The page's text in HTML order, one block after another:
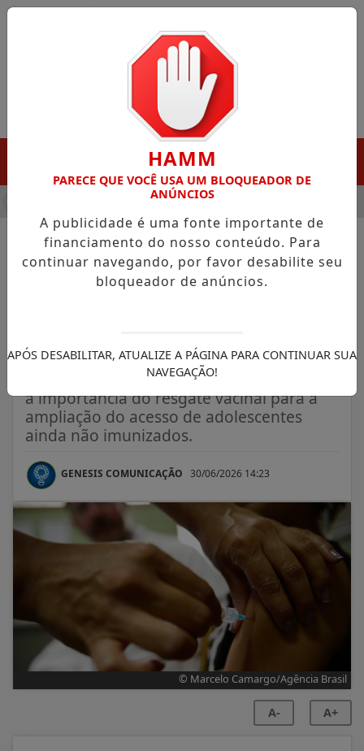
EM PORTO GRANDE COM ATUAÇÃO VOLTADA AO
NOTÍCIAS/SAÚDE
Vacinação de adolescentes de
prorrogada
Em ofício, o Ministério da Saúde, reforçou
a importância do resgate vacinal para a
ampliação do acesso de adolescentes
ainda não imunizados.
GENESIS COMUNICAÇÃO 30/06/2026 14:23
© Marcelo Camargo/Agência Brasil
A- A+
HAMM
PARECE QUE VOCÊ USA UM BLOQUEADOR DE
ANÚNCIOS
A publicidade é uma fonte importante de
financiamento do nosso conteúdo. Para
continuar navegando, por favor desabilite seu
bloqueador de anúncios.
APÓS DESABILITAR, ATUALIZE A PÁGINA PARA CONTINUAR SUA
NAVEGAÇÃO!